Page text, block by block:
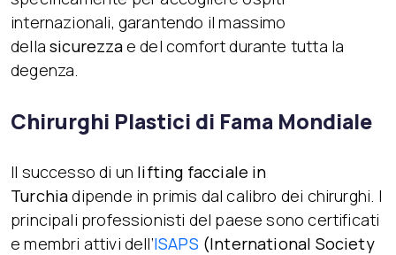
internazionali, garantendo il massimo
dellasicurezzae del comfort durante tutta la
degenza.
Chirurghi Plastici di Fama Mondiale
Il successo di un lifting facciale in
Turchiadipende in primis dal calibro dei chirurghi. I
principali professionisti del paese sono certificati
e membri attivi dell’ISAPS (International Society